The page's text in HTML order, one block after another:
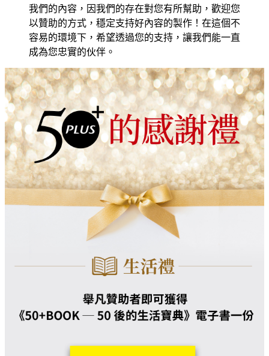
我們的內容，因我們的存在對您有所幫助，歡迎您
以贊助的方式，穩定支持好內容的製作！在這個不
容易的環境下，希望透過您的支持，讓我們能一直
成為您忠實的伙伴。